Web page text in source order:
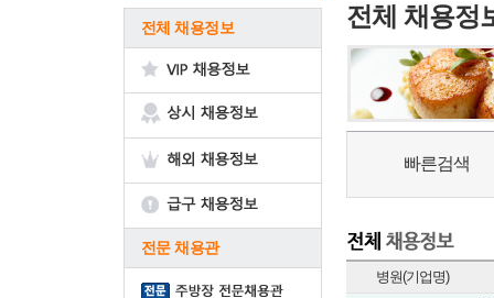
전체 채용정보
전문 채용관
전체 채용정
빠른검색
병원(기업명)